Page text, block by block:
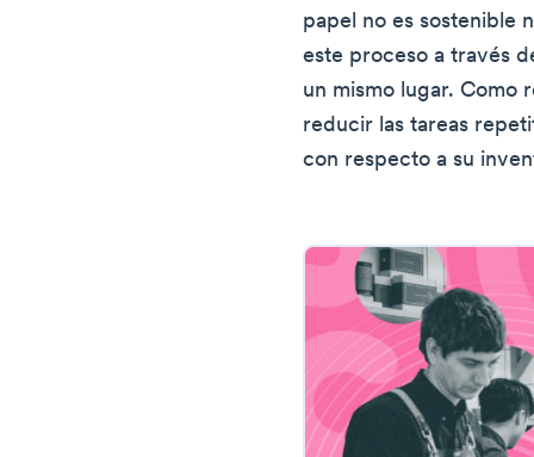
papel no es sostenible
este proceso a través
un mismo lugar. Como
reducir las tareas
con respecto a su